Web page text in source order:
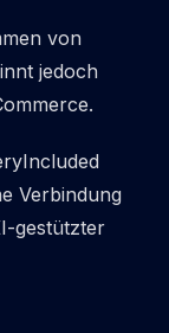
von
jedoch
Verbindung
gestützter